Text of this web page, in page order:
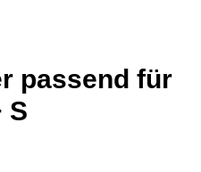
passend für
S